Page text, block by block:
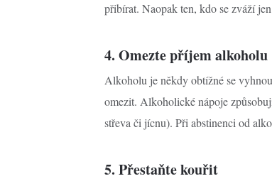
přibírat. Naopak ten, kdo se zváží
4. Omezte příjem alkoholu
Alkoholu je někdy obtížné se
omezit. Alkoholické nápoje
střeva či jícnu). Při abstinenci od
5. Přestaňte kouřit